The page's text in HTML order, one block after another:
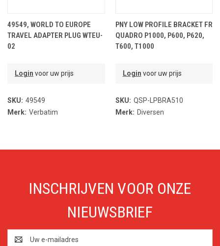
49549, WORLD TO EUROPE
TRAVEL ADAPTER PLUG WTEU-
02
Login voor uw prijs
SKU: 49549
Merk: Verbatim
PNY LOW PROFILE BRACKET FR
QUADRO P1000, P600, P620,
T600, T1000
Login voor uw prijs
SKU: QSP-LPBRA510
Merk: Diversen
INSCHRIJVEN VOOR ONZE
NIEUWSBRIEF